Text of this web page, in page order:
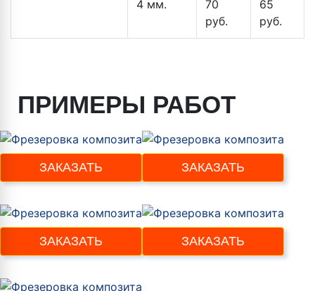
4 мм.
70
руб.
65
руб.
ПРИМЕРЫ РАБОТ
ЗАКАЗАТЬ ЗАКАЗАТЬ
ЗАКАЗАТЬ ЗАКАЗАТЬ